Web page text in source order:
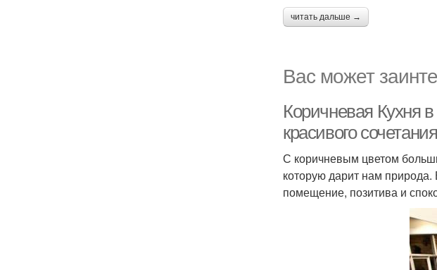
читать дальше →
Вас может
Коричневая Кухня
красивого
С коричневым цветом
которую дарит нам
помещение, позитива и